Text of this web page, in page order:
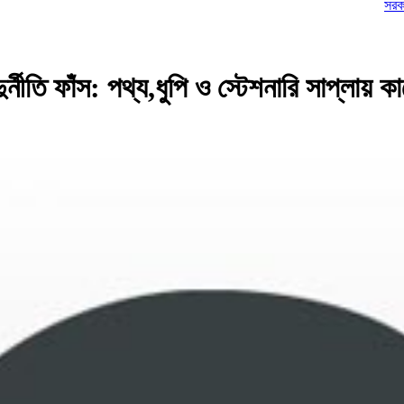
সরকারের
ফাঁস: পথ্য,ধুপি ও স্টেশনারি সাপ্লায়